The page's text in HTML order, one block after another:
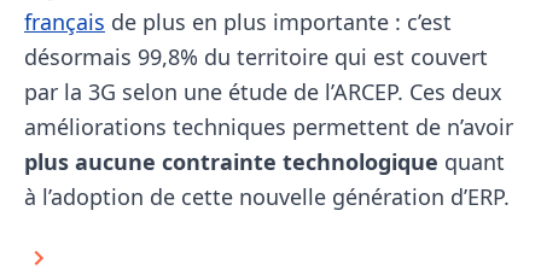
français de plus en plus importante : c’est
désormais 99,8% du territoire qui est couvert
par la 3G selon une étude de l’ARCEP. Ces deux
améliorations techniques permettent de n’avoir
plus aucune contrainte technologique quant
à l’adoption de cette nouvelle génération d’ERP.